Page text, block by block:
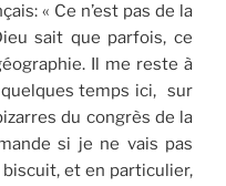
« Ce n’est pas de la
sait que parfois, ce
Il me reste à
temps ici, sur
du congrès de la
si je ne vais pas
et en particulier,